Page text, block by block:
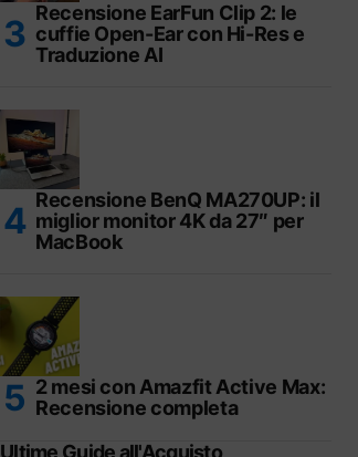
Recensione EarFun Clip 2: le
cuffie Open-Ear con Hi-Res e
Traduzione AI
Recensione BenQ MA270UP: il
miglior monitor 4K da 27″ per
MacBook
2 mesi con Amazfit Active Max:
Recensione completa